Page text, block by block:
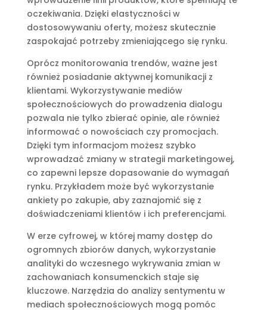
oczekiwania. Dzięki elastyczności w
dostosowywaniu oferty, możesz skutecznie
zaspokajać potrzeby zmieniającego się rynku.
Oprócz monitorowania trendów, ważne jest
również posiadanie aktywnej komunikacji z
klientami. Wykorzystywanie mediów
społecznościowych do prowadzenia dialogu
pozwala nie tylko zbierać opinie, ale również
informować o nowościach czy promocjach.
Dzięki tym informacjom możesz szybko
wprowadzać zmiany w strategii marketingowej,
co zapewni lepsze dopasowanie do wymagań
rynku. Przykładem może być wykorzystanie
ankiety po zakupie, aby zaznajomić się z
doświadczeniami klientów i ich preferencjami.
W erze cyfrowej, w której mamy dostęp do
ogromnych zbiorów danych, wykorzystanie
analityki do wczesnego wykrywania zmian w
zachowaniach konsumenckich staje się
kluczowe. Narzędzia do analizy sentymentu w
mediach społecznościowych mogą pomóc